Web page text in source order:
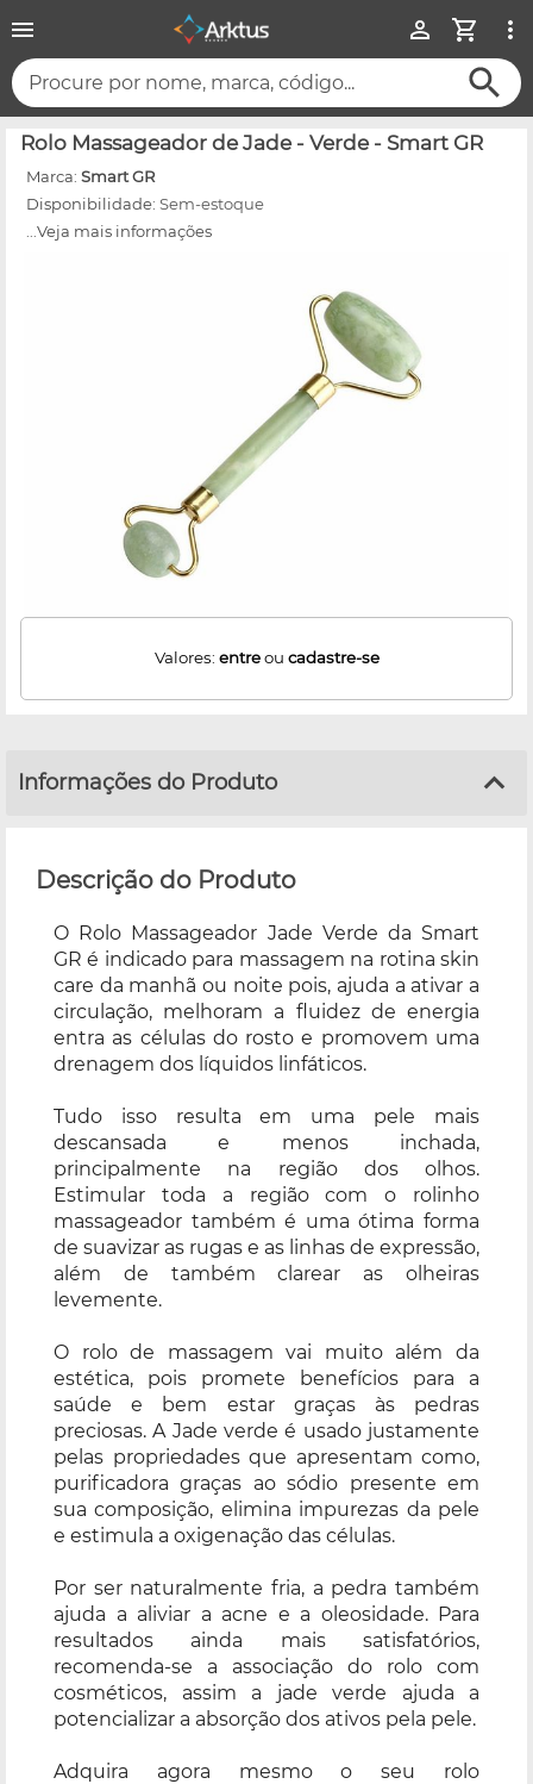
Procure por nome, marca, código...
Rolo Massageador de Jade - Verde - Smart GR
Marca: Smart GR
Disponibilidade: Sem-estoque
...Veja mais informações
Valores: entreou cadastre-se
Informações do Produto
Descrição do Produto
O Rolo Massageador Jade Verde da Smart
GR é indicado para massagem na rotina skin
care da manhã ou noite pois, ajuda a ativar a
circulação, melhoram a fluidez de energia
entra as células do rosto e promovem uma
drenagem dos líquidos linfáticos.
Tudo isso resulta em uma pele mais
descansada e menos inchada,
principalmente na região dos olhos.
Estimular toda a região com o rolinho
massageador também é uma ótima forma
de suavizar as rugas e as linhas de expressão,
além de também clarear as olheiras
levemente.
O rolo de massagem vai muito além da
estética, pois promete benefícios para a
saúde e bem estar graças às pedras
preciosas. A Jade verde é usado justamente
pelas propriedades que apresentam como,
purificadora graças ao sódio presente em
sua composição, elimina impurezas da pele
e estimula a oxigenação das células.
Por ser naturalmente fria, a pedra também
ajuda a aliviar a acne e a oleosidade. Para
resultados ainda mais satisfatórios,
recomenda-se a associação do rolo com
cosméticos, assim a jade verde ajuda a
potencializar a absorção dos ativos pela pele.
Adquira agora mesmo o seu rolo